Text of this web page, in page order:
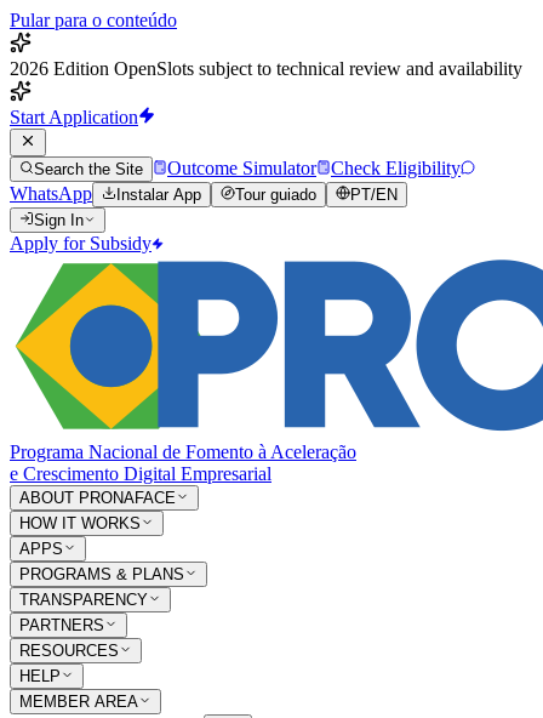
Pular para o conteúdo
2026 Edition OpenSlots subject to technical review and availability
Start Application
Search the Site Outcome Simulator
Check Eligibility
WhatsApp
Instalar App Tour guiado PT/EN
Sign In
Apply for Subsidy
Programa Nacional de Fomento à Aceleração
e Crescimento Digital Empresarial
ABOUT PRONAFACE
HOW IT WORKS
APPS
PROGRAMS & PLANS
TRANSPARENCY
PARTNERS
RESOURCES
HELP
MEMBER AREA